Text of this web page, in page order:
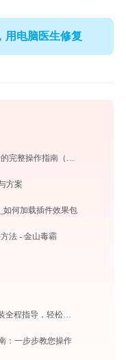
用电脑医生修复
SPSS数据分析软件怎么用？从零开始的完整操作指南（附实战案例）
方案
如何加载插件效果包
法 - 金山毒霸
兄弟MFC-5890CN打印机驱动下载安装全程指导，轻松解决打印问题
：一步步教您操作